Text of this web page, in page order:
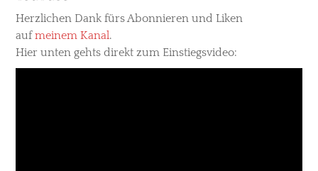
Herzlichen Dank fürs Abonnieren und Liken
auf meinem Kanal.
Hier unten gehts direkt zum Einstiegsvideo: